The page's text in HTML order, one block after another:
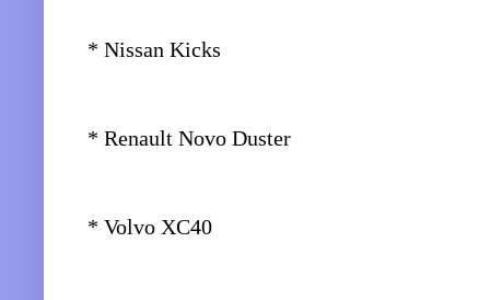
* Nissan Kicks
* Renault Novo Duster
* Volvo XC40